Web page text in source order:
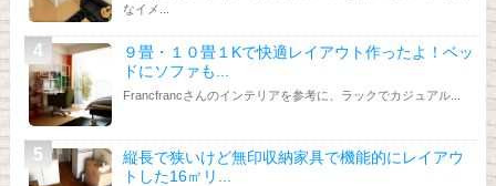
なイメ...
９畳・１０畳１Kで快適レイアウト作ったよ！ベッ
ドにソファも...
Francfrancさんのインテリアを参考に、ラックでカジュアル...
縦長で狭いけど無印収納家具で機能的にレイアウ
トした16㎡リ...